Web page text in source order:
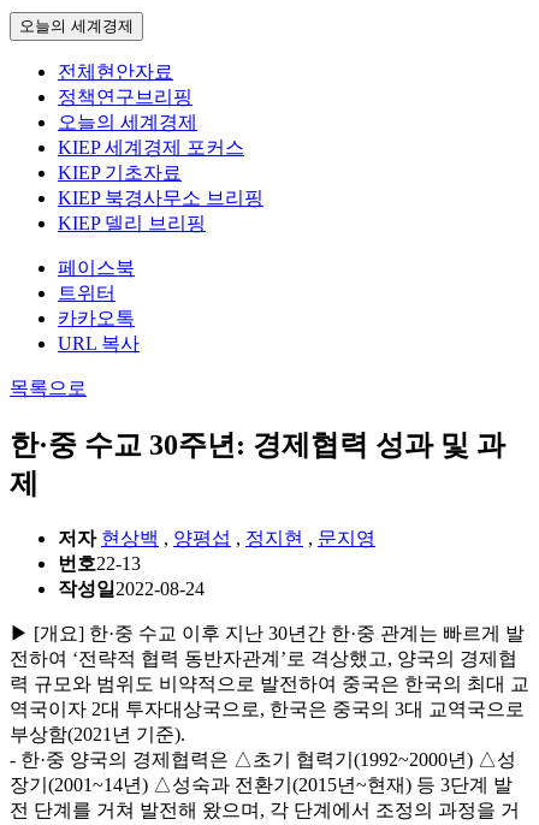
오늘의 세계경제
전체현안자료
정책연구브리핑
오늘의 세계경제
KIEP 세계경제 포커스
KIEP 기초자료
KIEP 북경사무소 브리핑
KIEP 델리 브리핑
페이스북
트위터
카카오톡
URL 복사
목록으로
한·중 수교 30주년: 경제협력 성과 및 과
제
저자 현상백 , 양평섭 , 정지현 , 문지영
번호22-13
작성일 2022-08-24
▶ [개요] 한·중 수교 이후 지난 30년간 한·중 관계는 빠르게 발
전하여 ‘전략적 협력 동반자관계’로 격상했고, 양국의 경제협
력 규모와 범위도 비약적으로 발전하여 중국은 한국의 최대 교
역국이자 2대 투자대상국으로, 한국은 중국의 3대 교역국으로
부상함(2021년 기준).
- 한·중 양국의 경제협력은 △초기 협력기(1992~2000년) △성
장기(2001~14년) △성숙과 전환기(2015년~현재) 등 3단계 발
전 단계를 거쳐 발전해 왔으며, 각 단계에서 조정의 과정을 거